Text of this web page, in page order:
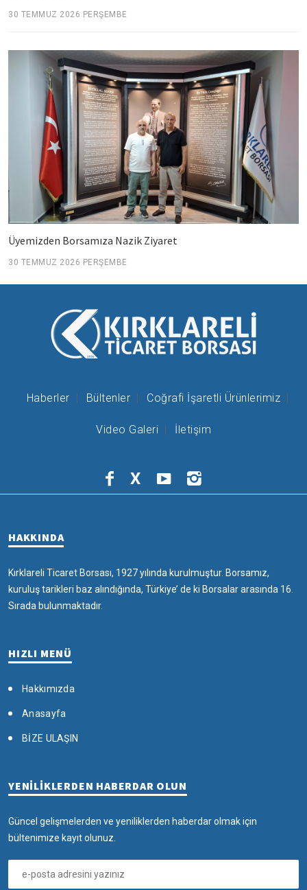
30 TEMMUZ 2026 PERŞEMBE
Üyemizden Borsamıza Nazik Ziyaret
30 TEMMUZ 2026 PERŞEMBE
Haberler Bültenler Coğrafi İşaretli Ürünlerimiz
Video Galeri İletişim
X
HAKKINDA
Kırklareli Ticaret Borsası, 1927 yılında kurulmuştur. Borsamız,
kuruluş tarikleri baz alındığında, Türkiye’ de ki Borsalar arasında 16.
Sırada bulunmaktadır.
HIZLI MENÜ
Hakkımızda
Anasayfa
BİZE ULAŞIN
YENİLİKLERDEN HABERDAR OLUN
Güncel gelişmelerden ve yeniliklerden haberdar olmak için
bültenimize kayıt olunuz.